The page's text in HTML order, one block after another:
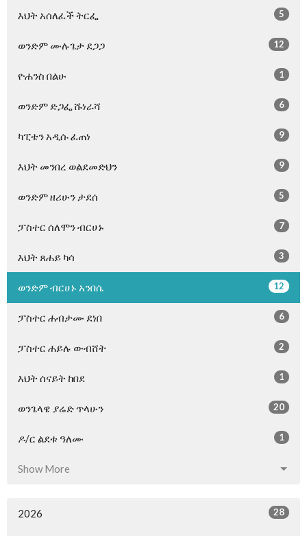
እህት አሰለፈች ትርፌ 5
ወንድም ሙሉጌታ ደጋጋ 12
ዮሐንስ በልሁ 1
ወንድም ድጋፌ ሹነራሻ 6
ካፒቴን አዲሱ ፈጠነ 9
እህት መንበረ ወልደመድህን 9
ወንድም ዘሪሁን ታደሰ 5
ፓስተር ሰለሞን ብርሀኑ 7
እህት ጸሐይ ካሳ 3
ወንድም ብርሀኑ አንበሴ 12
ፓስተር ሐብታሙ ደነበ 6
ፓስተር ሐይሉ ውብሸት 2
እህት ሰናይት ከበደ 1
ወንጌላዌ ያሬድ ጥላሁን 20
ዶ/ር ልደቱ ዓለሙ 1
Show More
2026 28